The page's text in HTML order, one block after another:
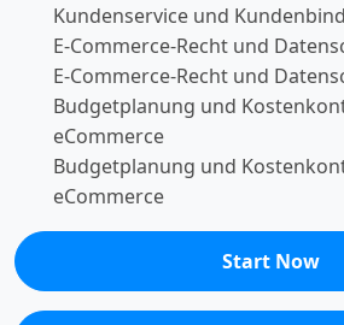
Kundenservice und
E-Commerce-Recht und
E-Commerce-Recht und
Budgetplanung und
eCommerce
Budgetplanung und
eCommerce
Start Now